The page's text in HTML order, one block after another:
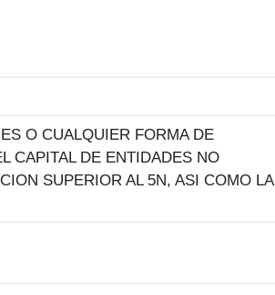
O CUALQUIER FORMA DE
CAPITAL DE ENTIDADES NO
SUPERIOR AL 5N, ASI COMO LA